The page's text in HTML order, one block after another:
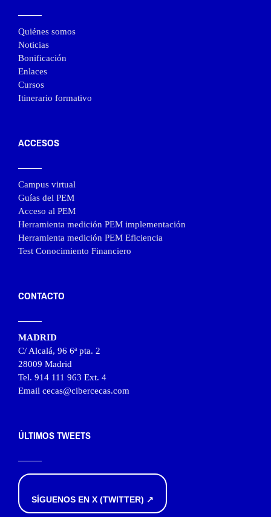
Quiénes somos
Noticias
Bonificación
Enlaces
Cursos
Itinerario formativo
ACCESOS
Campus virtual
Guías del PEM
Acceso al PEM
Herramienta medición PEM implementación
Herramienta medición PEM Eficiencia
Test Conocimiento Financiero
CONTACTO
MADRID
C/ Alcalá, 96 6ª pta. 2
28009 Madrid
Tel. 914 111 963 Ext. 4
Email cecas@cibercecas.com
ÚLTIMOS TWEETS
SÍGUENOS EN X (TWITTER) ↗